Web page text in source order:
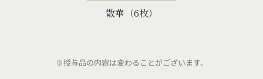
散華（6枚）
※授与品の内容は変わることがございます。